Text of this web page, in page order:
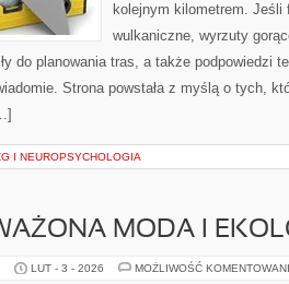
kolejnym kilometrem.
wulkaniczne, wyrzuty
do planowania tras, a także podpowiedzi
Strona powstała z myślą o tych,
I NEUROPSYCHOLOGIA
MODA I
LUT - 3 - 2026 MOŻLIWOŚĆ